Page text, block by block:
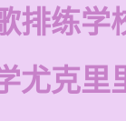
排练学
尤克里